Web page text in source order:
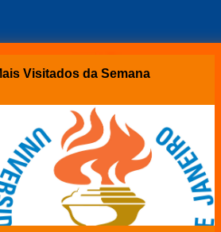
Visitados da Semana